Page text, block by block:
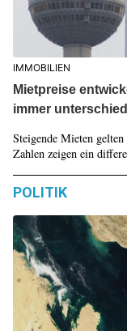
IMMOBILIEN
Mietpreise
immer
Steigende Mieten
Zahlen zeigen ein
POLITIK